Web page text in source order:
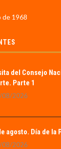
de 1968
del Consejo
Parte 1
08/2026
agosto. Día de la
08/2026